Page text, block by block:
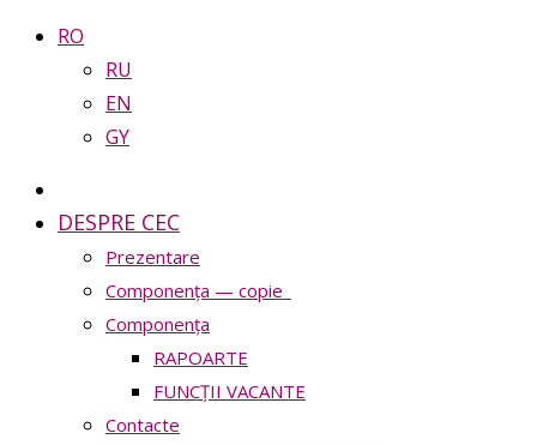
RO
RU
EN
GY
DESPRE CEC
Prezentare
Сomponența — copie_
Сomponența
RAPOARTE
FUNCȚII VACANTE
Contacte